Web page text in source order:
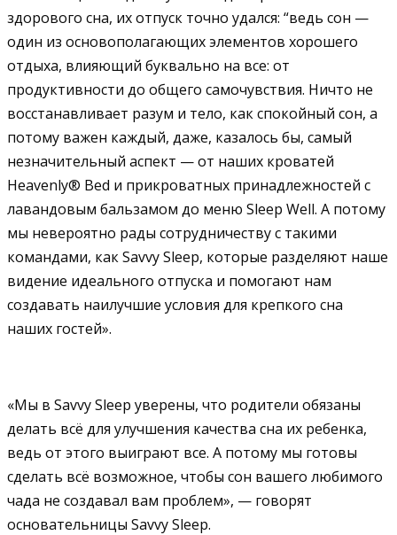
здорового сна, их отпуск точно удался: “ведь сон —
один из основополагающих элементов хорошего
отдыха, влияющий буквально на все: от
продуктивности до общего самочувствия. Ничто не
восстанавливает разум и тело, как спокойный сон, а
потому важен каждый, даже, казалось бы, самый
незначительный аспект — от наших кроватей
Heavenly® Bed и прикроватных принадлежностей с
лавандовым бальзамом до меню Sleep Well. А потому
мы невероятно рады сотрудничеству с такими
командами, как Savvy Sleep, которые разделяют наше
видение идеального отпуска и помогают нам
создавать наилучшие условия для крепкого сна
наших гостей».
«Мы в Savvy Sleep уверены, что родители обязаны
делать всё для улучшения качества сна их ребенка,
ведь от этого выиграют все. А потому мы готовы
сделать всё возможное, чтобы сон вашего любимого
чада не создавал вам проблем», — говорят
основательницы Savvy Sleep.